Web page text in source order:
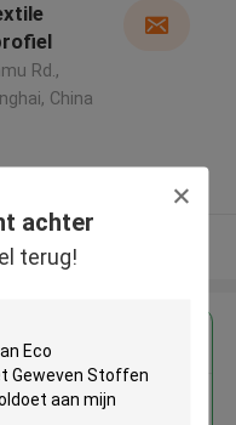
achter
terug!
Rd.,
China
voor
van